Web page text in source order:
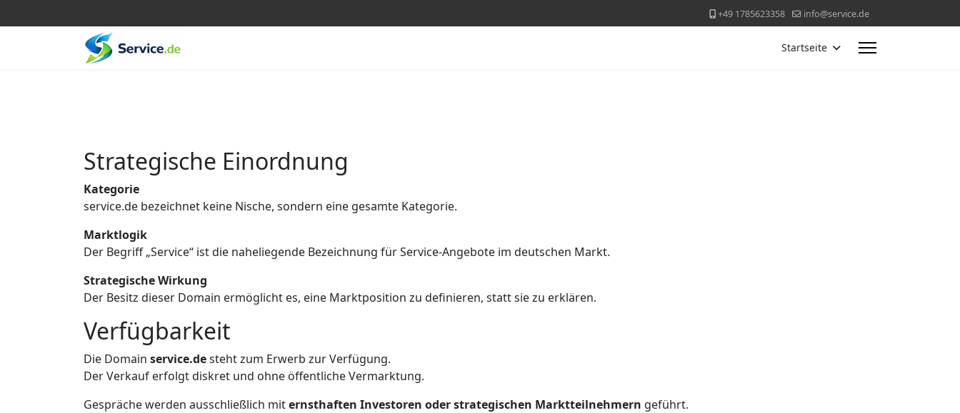
+49 1785623358 info@service.de
Startseite
Strategische Einordnung
Kategorie
service.de bezeichnet keine Nische, sondern eine gesamte Kategorie.
Marktlogik
Der Begriff „Service“ ist die naheliegende Bezeichnung für Service-Angebote im deutschen Markt.
Strategische Wirkung
Der Besitz dieser Domain ermöglicht es, eine Marktposition zu definieren, statt sie zu erklären.
Verfügbarkeit
Die Domain service.desteht zum Erwerb zur Verfügung.
Der Verkauf erfolgt diskret und ohne öffentliche Vermarktung.
Gespräche werden ausschließlich miternsthaften Investoren oder strategischen Marktteilnehmern geführt.